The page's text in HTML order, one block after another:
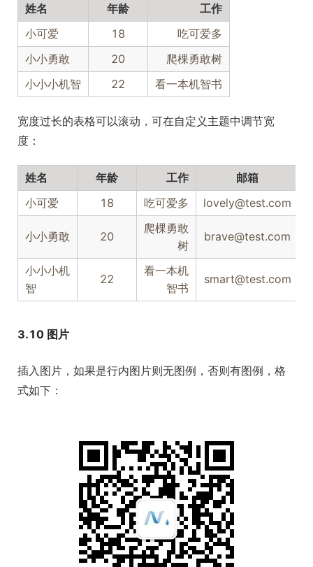
姓名 年龄
工作
小可爱
18
吃可爱多
小小勇敢
20
爬棵勇敢树
小小小机智
22 看一本机智书
宽度过长的表格可以滚动，可在自定义主题中调节宽
度：
姓名 年龄 工作
邮箱
小可爱
18 吃可爱多 lovely@test.com
小小勇敢 20
爬棵勇敢
树
brave@test.com
小小小机
智
22
看一本机
智书
smart@test.com
3.10 图片
插入图片，如果是行内图片则无图例，否则有图例，格
式如下：